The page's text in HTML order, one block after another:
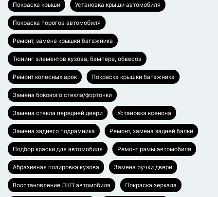
Покраска крыши Установка крыши автомобиля
Покраска порогов автомобиля
Ремонт, замена крышки багажника
Тюнинг элементов кузова, бампера, обвесов
Ремонт колёсных арок Покраска крышки багажника
Замена бокового стекла/форточки
Замена стекла передней двери Установка ксенона
Замена заднего подрамника Ремонт, замена задней балки
Подбор краски для автомобиля Ремонт рамы автомобиля
Абразивная полировка кузова Замена ручки двери
Восстановление ЛКП автомобиля Покраска зеркала